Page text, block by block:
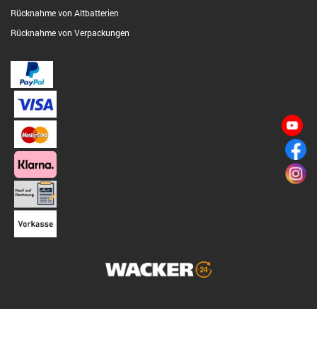
Rücknahme von Altbatterien
Rücknahme von Verpackungen